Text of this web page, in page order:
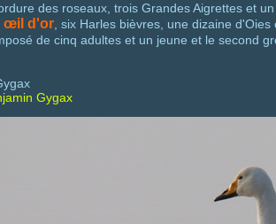
des roseaux, trois Grandes Aigrettes et
œil d'or, six Harles bièvres, une dizaine
de cinq adultes et un jeune et le second
Gygax